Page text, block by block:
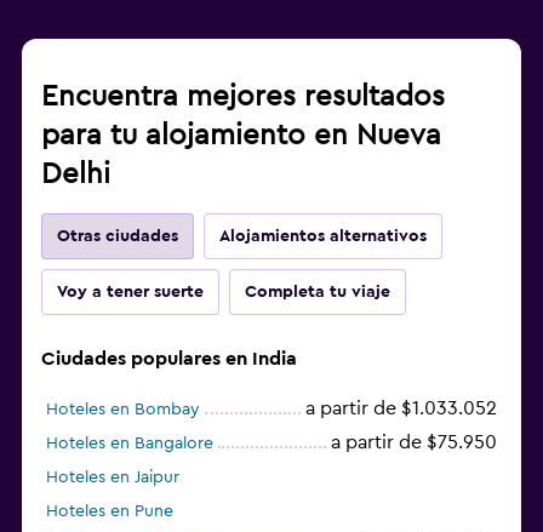
Encuentra mejores resultados
para tu alojamiento en Nueva
Delhi
Otras ciudades Alojamientos alternativos
Voy a tener suerte Completa tu viaje
Ciudades populares en India
Hoteles en Bombay a partir de $1.033.052
Hoteles en Bangalore a partir de $75.950
Hoteles en Jaipur
Hoteles en Pune